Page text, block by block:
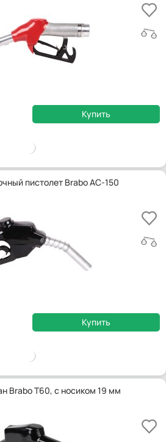
Купить
пистолет Brabo AC-150
Купить
Brabo T60, с носиком 19 мм